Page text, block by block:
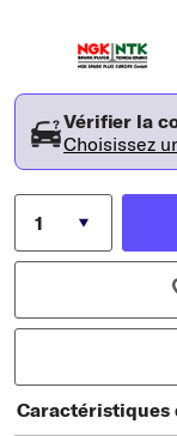
Vérifier la
Choisissez